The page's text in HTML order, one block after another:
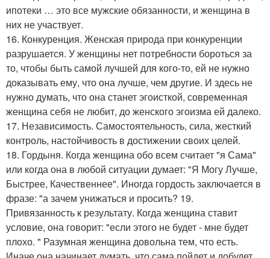
ипотеки … это все мужские обязанности, и женщина в
них не участвует.
16. Конкуренция. Женская природа при конкуренции
разрушается. У женщины нет потребности бороться за
то, чтобы быть самой лучшей для кого-то, ей не нужно
доказывать ему, что она лучше, чем другие. И здесь не
нужно думать, что она станет эгоисткой, современная
женщина себя не любит, до женского эгоизма ей далеко.
17. Независимость. Самостоятельность, сила, жесткий
контроль, настойчивость в достижении своих целей.
18. Гордыня. Когда женщина обо всем считает "я Сама"
или когда она в любой ситуации думает: "Я Могу Лучше,
Быстрее, Качественнее". Иногда гордость заключается в
фразе: "а зачем унижаться и просить? 19.
Привязанность к результату. Когда женщина ставит
условие, она говорит: "если этого не будет - мне будет
плохо. " Разумная женщина довольна тем, что есть.